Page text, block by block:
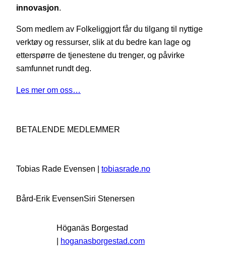
innovasjon.
Som medlem av Folkeliggjort får du tilgang til nyttige
verktøy og ressurser, slik at du bedre kan lage og
etterspørre de tjenestene du trenger, og påvirke
samfunnet rundt deg.
Les mer om oss…
BETALENDE MEDLEMMER
Tobias Rade Evensen | tobiasrade.no
Bård-Erik EvensenSiri Stenersen
Höganäs Borgestad
| hoganasborgestad.com